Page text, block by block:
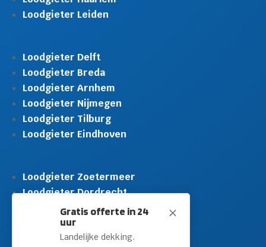
M
Gratis offerte in 24
uur
Landelijke dekking.
Loodgieter Leiden
Loodgieter Delft
Loodgieter Breda
Loodgieter Arnhem
Loodgieter Nijmegen
Loodgieter Tilburg
Loodgieter Eindhoven
Loodgieter Zoetermeer
Loodgieter Dordrecht
Loodgieter Rijswijk
Loodgieter Schiedam
Loodgieter Leidschendam